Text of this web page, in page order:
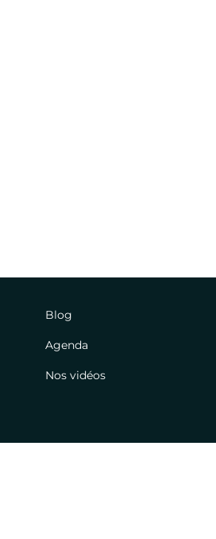
Blog
Agenda
Nos vidéos